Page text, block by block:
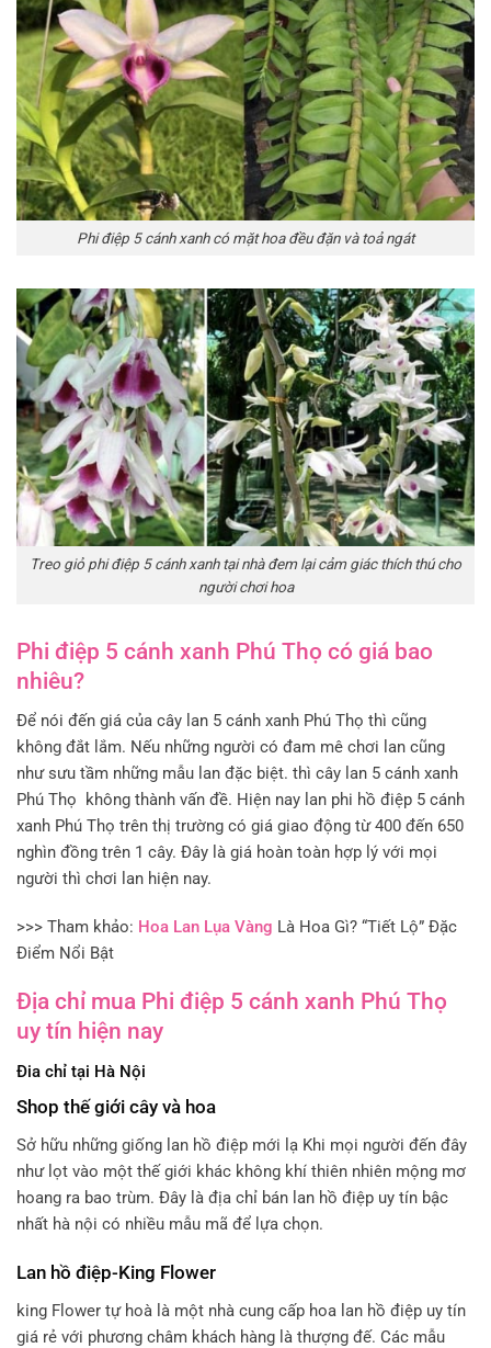
Phi điệp 5 cánh xanh có mặt hoa đều đặn và toả ngát
Treo giỏ phi điệp 5 cánh xanh tại nhà đem lại cảm giác thích thú cho
người chơi hoa
Phi điệp 5 cánh xanh Phú Thọ có giá bao
nhiêu?
Để nói đến giá của cây lan 5 cánh xanh Phú Thọ thì cũng
không đắt lắm. Nếu những người có đam mê chơi lan cũng
như sưu tầm những mẫu lan đặc biệt. thì cây lan 5 cánh xanh
Phú Thọ không thành vấn đề. Hiện nay lan phi hồ điệp 5 cánh
xanh Phú Thọ trên thị trường có giá giao động từ 400 đến 650
nghìn đồng trên 1 cây. Đây là giá hoàn toàn hợp lý với mọi
người thì chơi lan hiện nay.
>>> Tham khảo: Hoa Lan Lụa Vàng Là Hoa Gì? “Tiết Lộ” Đặc
Điểm Nổi Bật
Địa chỉ mua Phi điệp 5 cánh xanh Phú Thọ
uy tín hiện nay
Đia chỉ tại Hà Nội
Shop thế giới cây và hoa
Sở hữu những giống lan hồ điệp mới lạ Khi mọi người đến đây
như lọt vào một thế giới khác không khí thiên nhiên mộng mơ
hoang ra bao trùm. Đây là địa chỉ bán lan hồ điệp uy tín bậc
nhất hà nội có nhiều mẫu mã để lựa chọn.
Lan hồ điệp-King Flower
king Flower tự hoà là một nhà cung cấp hoa lan hồ điệp uy tín
giá rẻ với phương châm khách hàng là thượng đế. Các mẫu